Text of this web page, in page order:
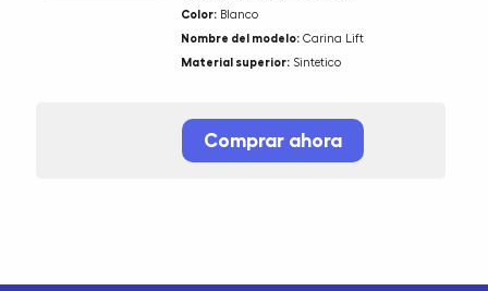
Color: Blanco
Nombre del modelo: Carina Lift
Material superior: Sintetico
Comprar ahora